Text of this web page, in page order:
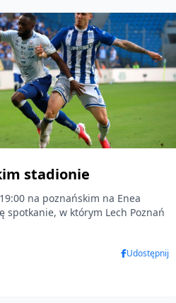
stadionie
na poznańskim na Enea
spotkanie, w którym Lech Poznań
Udostępnij